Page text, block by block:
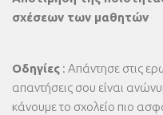
σχέσεων των μαθητών
Οδηγίες : Απάντησε στις
απαντήσεις σου είναι
κάνουμε το σχολείο πιο